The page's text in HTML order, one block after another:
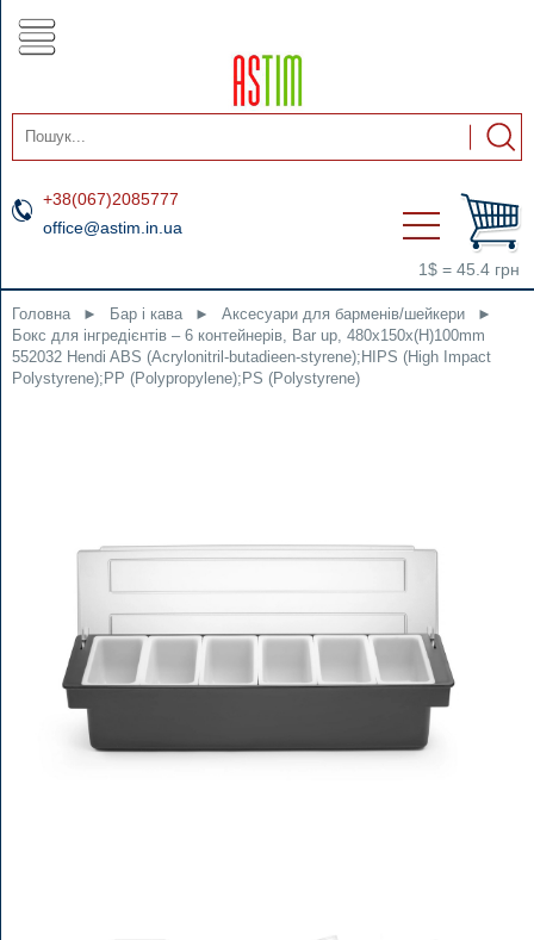
+38(067)2085777
office@astim.in.ua
1$ = 45.4 грн
Головна ► Бар і кава ► Аксесуари для барменів/шейкери
►
Бокс для інгредієнтів – 6 контейнерів, Bar up, 480x150x(H)100mm
552032 Hendi ABS (Acrylonitril-butadieen-styrene);HIPS (High Impact
Polystyrene);PP (Polypropylene);PS (Polystyrene)